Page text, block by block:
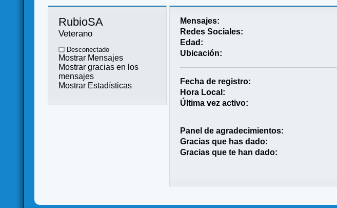
RubioSA
Veterano
Desconectado
Mostrar Mensajes
Mostrar gracias en los
mensajes
Mostrar Estadísticas
Mensajes:
Redes Sociales:
Edad:
Ubicación:
Fecha de registro:
Hora Local:
Última vez activo:
Panel de agradecimientos:
Gracias que has dado:
Gracias que te han dado: